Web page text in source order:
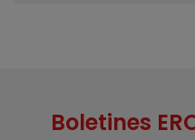
Boletines